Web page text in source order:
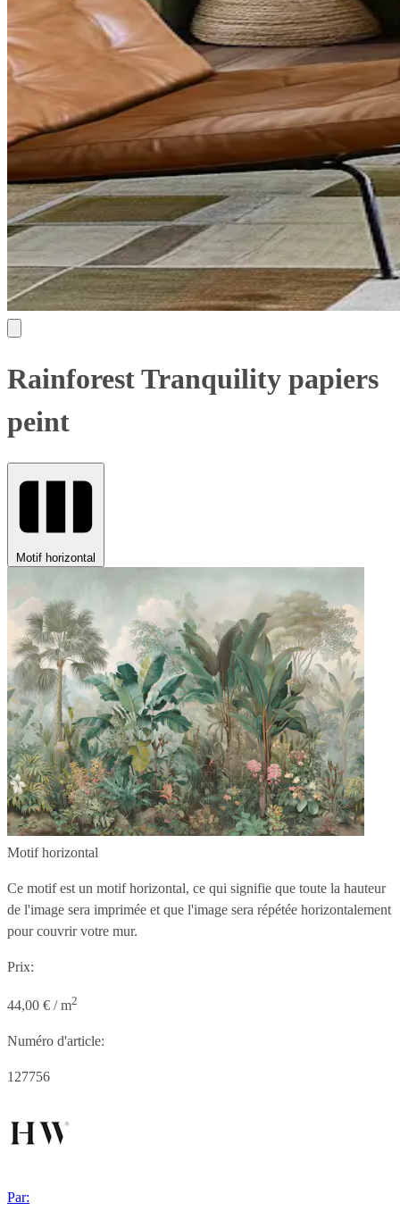
Rainforest Tranquility papiers
peint
Motif horizontal
Motif horizontal
Ce motif est un motif horizontal, ce qui signifie que toute la hauteur
de l'image sera imprimée et que l'image sera répétée horizontalement
pour couvrir votre mur.
Prix:
44,00 € / m2
Numéro d'article:
127756
Par: